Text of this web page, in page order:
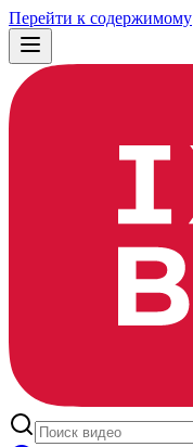
Перейти к содержимому